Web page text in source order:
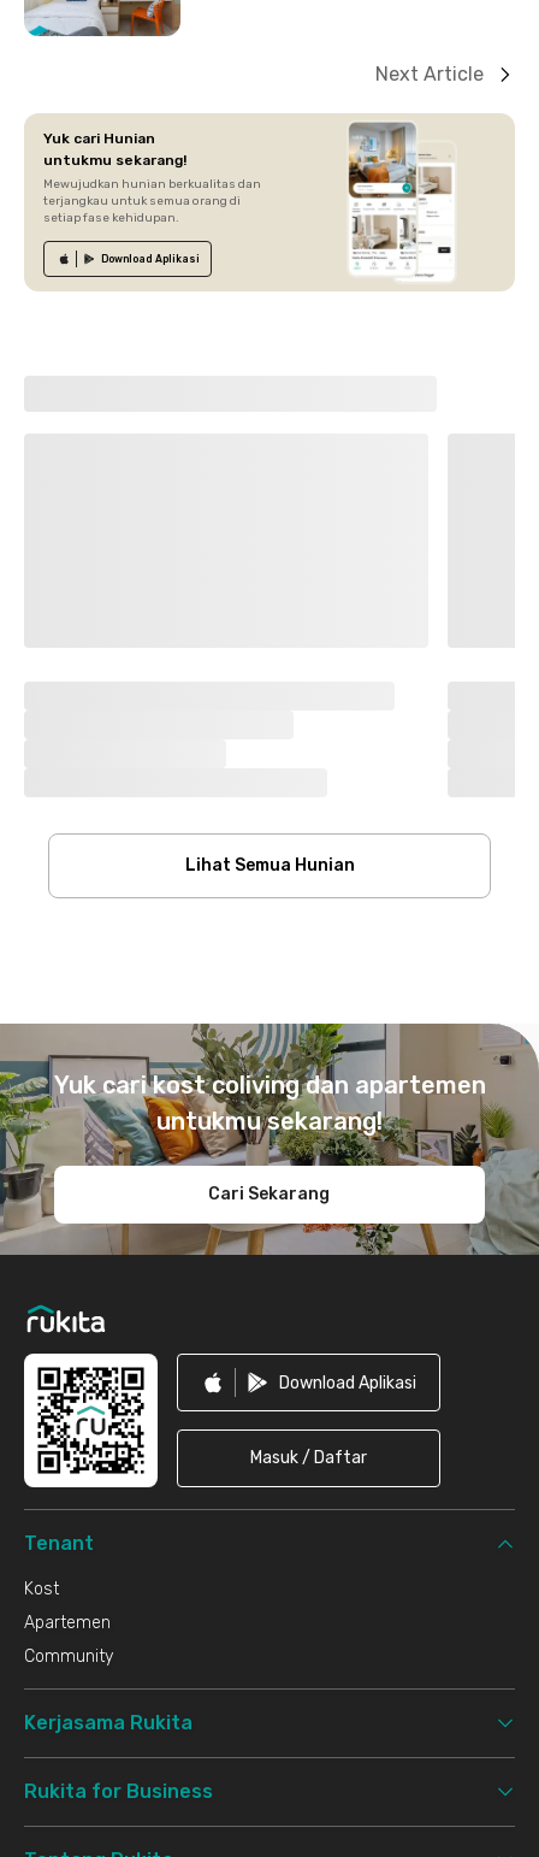
Next Article
Yuk cari Hunian
untukmu sekarang!
Mewujudkan hunian berkualitas dan
terjangkau untuk semua orang di
setiap fase kehidupan.
Download Aplikasi
Lihat Semua Hunian
Yuk cari kost coliving dan apartemen
untukmu sekarang!
Cari Sekarang
Download Aplikasi
Masuk / Daftar
Tenant
Kost
Apartemen
Community
Kerjasama Rukita
Rukita for Business